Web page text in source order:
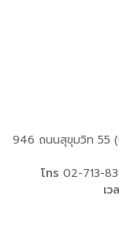
946 ถนนสุขุมวิท 55
โทร 02-713-
เว